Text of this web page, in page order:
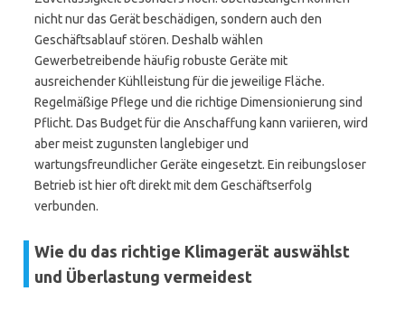
nicht nur das Gerät beschädigen, sondern auch den
Geschäftsablauf stören. Deshalb wählen
Gewerbetreibende häufig robuste Geräte mit
ausreichender Kühlleistung für die jeweilige Fläche.
Regelmäßige Pflege und die richtige Dimensionierung sind
Pflicht. Das Budget für die Anschaffung kann variieren, wird
aber meist zugunsten langlebiger und
wartungsfreundlicher Geräte eingesetzt. Ein reibungsloser
Betrieb ist hier oft direkt mit dem Geschäftserfolg
verbunden.
Wie du das richtige Klimagerät auswählst
und Überlastung vermeidest